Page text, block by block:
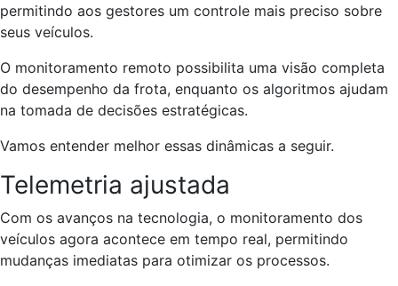
permitindo aos gestores um controle mais preciso sobre
seus veículos.
O monitoramento remoto possibilita uma visão completa
do desempenho da frota, enquanto os algoritmos ajudam
na tomada de decisões estratégicas.
Vamos entender melhor essas dinâmicas a seguir.
Telemetria ajustada
Com os avanços na tecnologia, o monitoramento dos
veículos agora acontece em tempo real, permitindo
mudanças imediatas para otimizar os processos.